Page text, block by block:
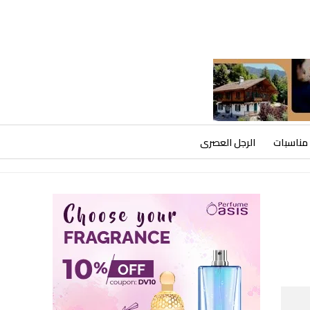
مناسبات الرجل العصرى